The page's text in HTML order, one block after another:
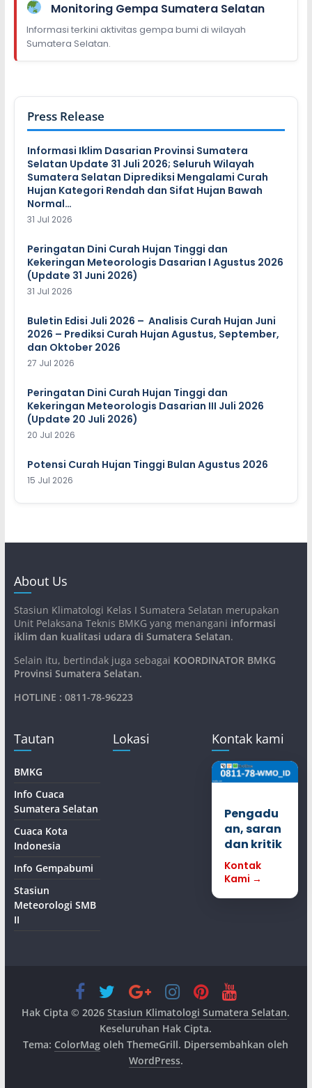
Monitoring Gempa Sumatera Selatan
Informasi terkini aktivitas gempa bumi di wilayah
Sumatera Selatan.
Press Release
Informasi Iklim Dasarian Provinsi Sumatera
Selatan Update 31 Juli 2026; Seluruh Wilayah
Sumatera Selatan Diprediksi Mengalami Curah
Hujan Kategori Rendah dan Sifat Hujan Bawah
Normal…
31 Jul 2026
Peringatan Dini Curah Hujan Tinggi dan
Kekeringan Meteorologis Dasarian I Agustus 2026
(Update 31 Juni 2026)
31 Jul 2026
Buletin Edisi Juli 2026 – Analisis Curah Hujan Juni
2026 – Prediksi Curah Hujan Agustus, September,
dan Oktober 2026
27 Jul 2026
Peringatan Dini Curah Hujan Tinggi dan
Kekeringan Meteorologis Dasarian III Juli 2026
(Update 20 Juli 2026)
20 Jul 2026
Potensi Curah Hujan Tinggi Bulan Agustus 2026
15 Jul 2026
About Us
Stasiun Klimatologi Kelas I Sumatera Selatan merupakan
Unit Pelaksana Teknis BMKG yang menangani informasi
iklim dan kualitasi udara di Sumatera Selatan.
Selain itu, bertindak juga sebagai KOORDINATOR BMKG
Provinsi Sumatera Selatan.
HOTLINE : 0811-78-96223
Tautan
BMKG
Info Cuaca
Sumatera Selatan
Cuaca Kota
Indonesia
Info Gempabumi
Stasiun
Meteorologi SMB
II
Lokasi Kontak kami
Pengadu
an, saran
dan kritik
Kontak
Kami →
Hak Cipta © 2026Stasiun Klimatologi Sumatera Selatan.
Keseluruhan Hak Cipta.
Tema: ColorMag oleh ThemeGrill. Dipersembahkan oleh
WordPress.